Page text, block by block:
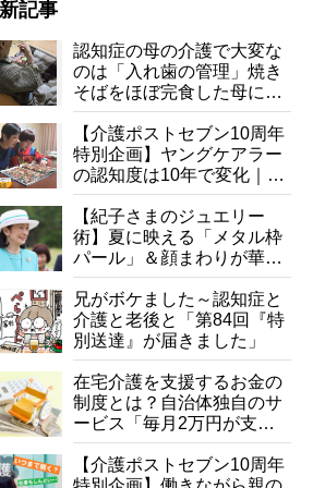
記事
認知症の母の介護で大変な
のは「入れ歯の管理」焼き
そばをほぼ完食した母に息
子が血の気が引いた理由
【介護ポストセブン10周年
特別企画】ヤングケアラー
の認知度は10年で変化｜流
行語大賞にノミネート、法
律にも明記されたが果たし
て現在は？
【紀子さまのジュエリー
術】夏に映える「メタル枠
パール」＆顔まわりが華や
ぐ「揺れる一粒」の使い分
け方
兄がボケました～認知症と
介護と老後と「第84回『特
別送達』が届きました」
在宅介護を支援するお金の
制度とは？自治体独自のサ
ービス「毎月2万円が支給
される」ケースも【FP解
説】
【介護ポストセブン10周年